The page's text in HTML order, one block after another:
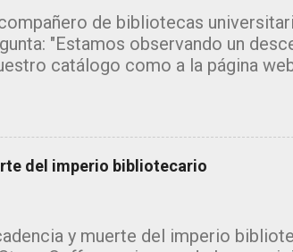
de bibliotecas
"Estamos observando un
catálogo como a la página
de los grandes motores de
Desde hace tiempo estoy
les ofrece. ¡¡El tema da para
del imperio bibliotecario
y muerte del imperio